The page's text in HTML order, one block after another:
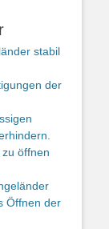
stabil
der
öffnen
Öffnen der